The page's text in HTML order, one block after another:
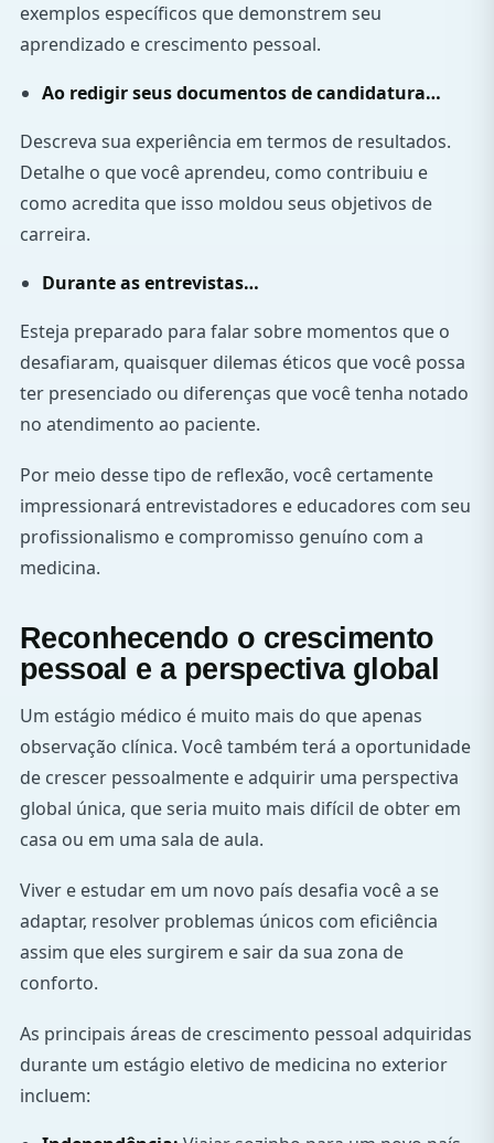
exemplos específicos que demonstrem seu
aprendizado e crescimento pessoal.
Ao redigir seus documentos de candidatura…
Descreva sua experiência em termos de resultados.
Detalhe o que você aprendeu, como contribuiu e
como acredita que isso moldou seus objetivos de
carreira.
Durante as entrevistas…
Esteja preparado para falar sobre momentos que o
desafiaram, quaisquer dilemas éticos que você possa
ter presenciado ou diferenças que você tenha notado
no atendimento ao paciente.
Por meio desse tipo de reflexão, você certamente
impressionará entrevistadores e educadores com seu
profissionalismo e compromisso genuíno com a
medicina.
Reconhecendo o crescimento
pessoal e a perspectiva global
Um estágio médico é muito mais do que apenas
observação clínica. Você também terá a oportunidade
de crescer pessoalmente e adquirir uma perspectiva
global única, que seria muito mais difícil de obter em
casa ou em uma sala de aula.
Viver e estudar em um novo país desafia você a se
adaptar, resolver problemas únicos com eficiência
assim que eles surgirem e sair da sua zona de
conforto.
As principais áreas de crescimento pessoal adquiridas
durante um estágio eletivo de medicina no exterior
incluem: